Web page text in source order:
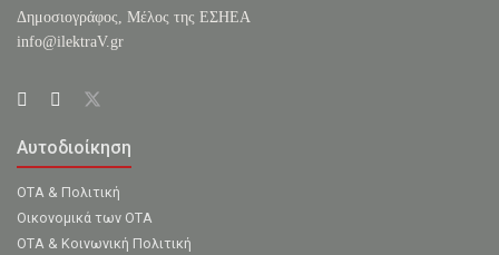
Δημοσιογράφος, Μέλος της ΕΣHΕΑ
info@ilektraV.gr
Αυτοδιοίκηση
ΟΤΑ & Πολιτική
Οικονομικά των ΟΤΑ
ΟΤΑ & Κοινωνική Πολιτική